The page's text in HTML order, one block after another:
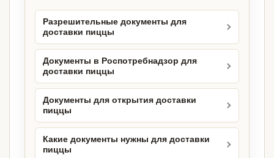
Разрешительные документы для
доставки пиццы
Документы в Роспотребнадзор для
доставки пиццы
Документы для открытия доставки
пиццы
Какие документы нужны для доставки
пиццы